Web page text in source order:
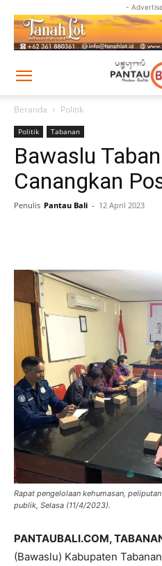
-
Beranda Politik
Politik Tabanan
Bawaslu
Canangkan
Penulis Pantau Bali - 12 April 2023
Rapat pengelolaan kehumasan,
publik, Selasa (11/4/2023).
PANTAUBALI.COM,
(Bawaslu) Kabupaten